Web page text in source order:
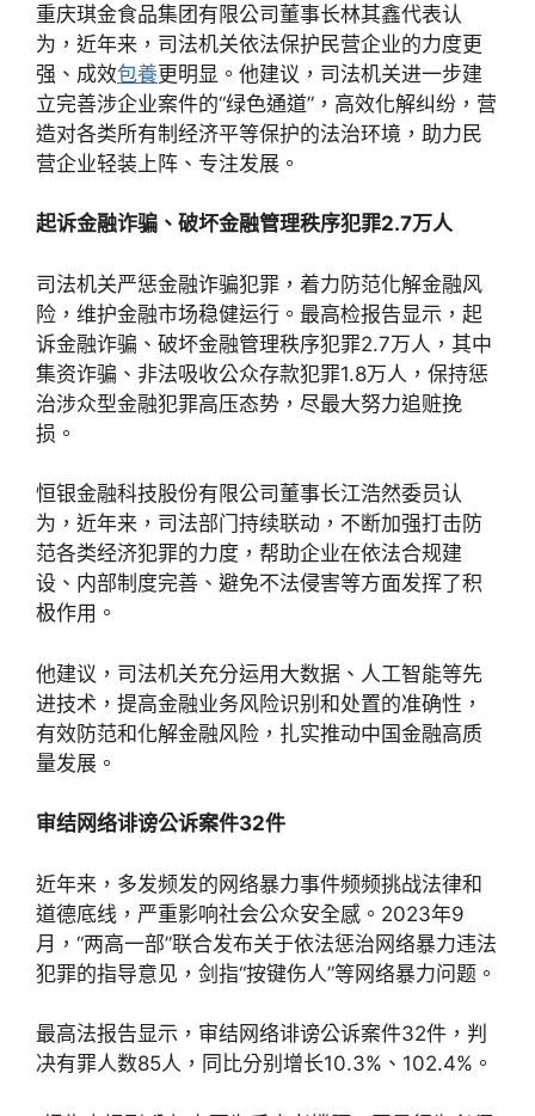
重庆琪金食品集团有限公司董事长林其鑫代表认
为，近年来，司法机关依法保护民营企业的力度更
强、成效包養更明显。他建议，司法机关进一步建
立完善涉企业案件的“绿色通道”，高效化解纠纷，营
造对各类所有制经济平等保护的法治环境，助力民
营企业轻装上阵、专注发展。
起诉金融诈骗、破坏金融管理秩序犯罪2.7万人
司法机关严惩金融诈骗犯罪，着力防范化解金融风
险，维护金融市场稳健运行。最高检报告显示，起
诉金融诈骗、破坏金融管理秩序犯罪2.7万人，其中
集资诈骗、非法吸收公众存款犯罪1.8万人，保持惩
治涉众型金融犯罪高压态势，尽最大努力追赃挽
损。
恒银金融科技股份有限公司董事长江浩然委员认
为，近年来，司法部门持续联动，不断加强打击防
范各类经济犯罪的力度，帮助企业在依法合规建
设、内部制度完善、避免不法侵害等方面发挥了积
极作用。
他建议，司法机关充分运用大数据、人工智能等先
进技术，提高金融业务风险识别和处置的准确性，
有效防范和化解金融风险，扎实推动中国金融高质
量发展。
审结网络诽谤公诉案件32件
近年来，多发频发的网络暴力事件频频挑战法律和
道德底线，严重影响社会公众安全感。2023年9
月，“两高一部”联合发布关于依法惩治网络暴力违法
犯罪的指导意见，剑指“按键伤人”等网络暴力问题。
最高法报告显示，审结网络诽谤公诉案件32件，判
决有罪人数85人，同比分别增长10.3%、102.4%。